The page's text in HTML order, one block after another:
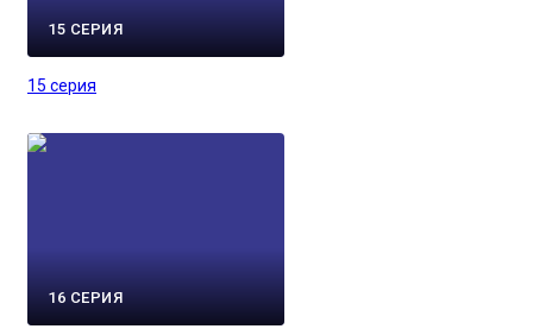
15 СЕРИЯ
15 серия
16 СЕРИЯ